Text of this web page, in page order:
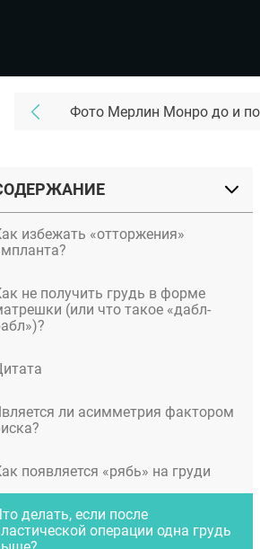
избежать «отторжения»
не получить грудь в форме
(или что такое «дабл-
ли асимметрия фактором
появляется «рябь» на груди
делать, если после
операции одна грудь
Фото Мерлин Монро до и